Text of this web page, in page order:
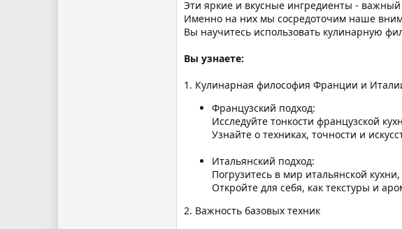
Эти яркие и вкусные ингредиенты - важный
Именно на них мы сосредоточим наше
Вы научитесь использовать кулинарную
Вы узнаете:
1. Кулинарная философия Франции и
Французский подход:
Исследуйте тонкости французской
Узнайте о техниках, точности и
Итальянский подход:
Погрузитесь в мир итальянской
Откройте для себя, как текстуры и
2. Важность базовых техник